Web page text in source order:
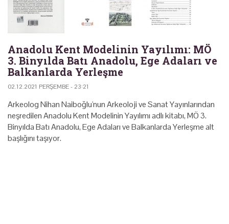
Anadolu Kent Modelinin Yayılımı: MÖ
3. Binyılda Batı Anadolu, Ege Adaları ve
Balkanlarda Yerleşme
02.12.2021 PERŞEMBE - 23:21
Arkeolog Nihan Naiboğlu'nun Arkeoloji ve Sanat Yayınlarından
neşredilen Anadolu Kent Modelinin Yayılımı adlı kitabı, MÖ 3.
Binyılda Batı Anadolu, Ege Adaları ve Balkanlarda Yerleşme alt
başlığını taşıyor.